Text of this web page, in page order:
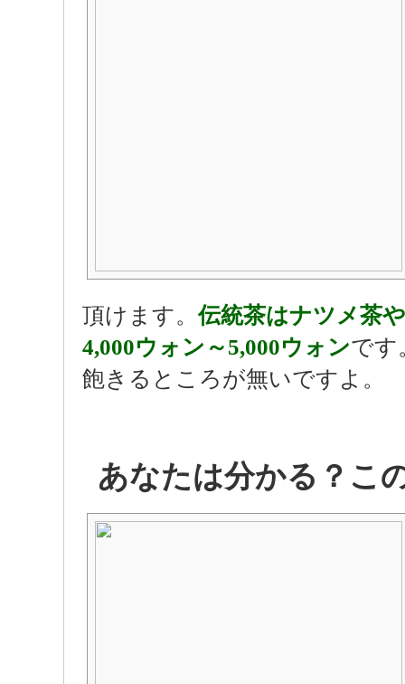
頂けます。伝統茶はナツメ茶
4,000ウォン～5,000ウォンです
飽きるところが無いですよ。
あなたは分かる？こ